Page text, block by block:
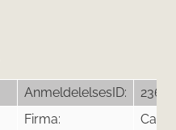
AnmeldelelsesID:
23695
Firma: